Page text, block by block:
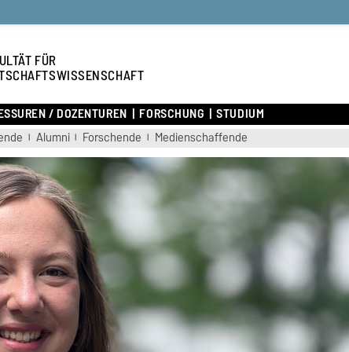
FÜR
/ DOZENTUREN FORSCHUNG STUDIUM
Alumni Forschende Medienschaffende